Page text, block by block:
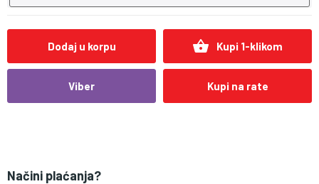
Dodaj u korpu shopping_basket Kupi 1-klikom
Viber Kupi na rate
Načini plaćanja?